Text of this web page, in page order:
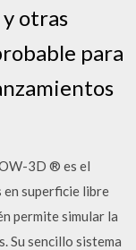
otras
para
3D ® es el
superficie libre
permite simular la
Su sencillo sistema